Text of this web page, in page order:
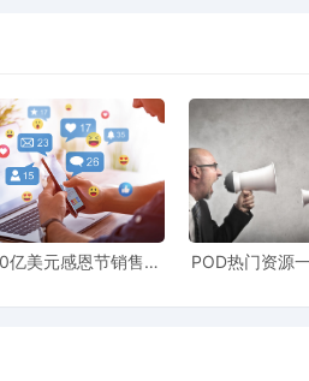
亿美元感恩节销售额
POD热门资源